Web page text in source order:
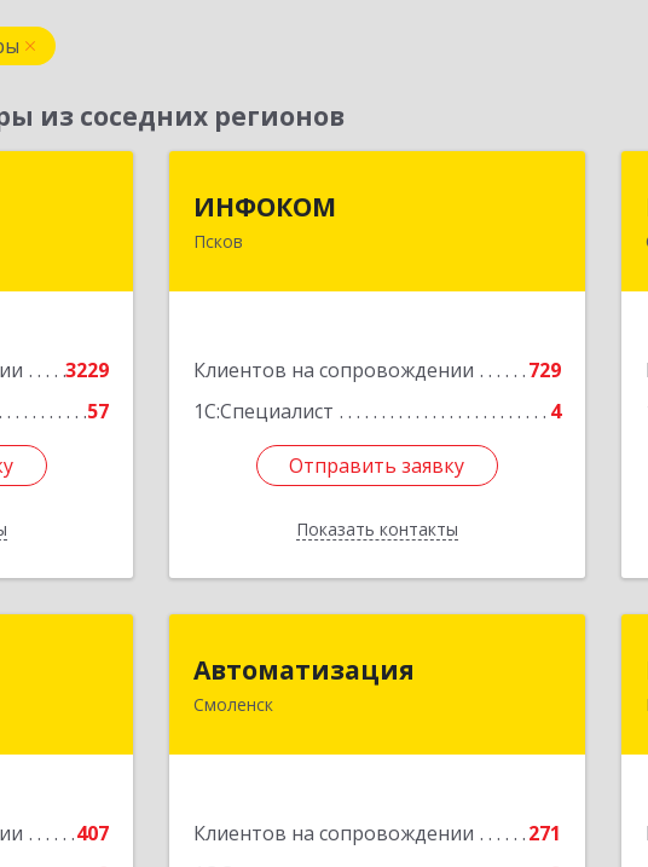
из соседних регионов
3229
57
г,
Подробнее
ИНФОКОМ
Псков
Клиентов на сопровождении
729
1С:Специалист
4
Отправить заявку
Показать контакты
Отправить заявку
Назад
407
г,
Автоматизация
Смоленск
Клиентов на сопровождении
271
214019, Смоленская обл, Смоленск г,
Подробнее